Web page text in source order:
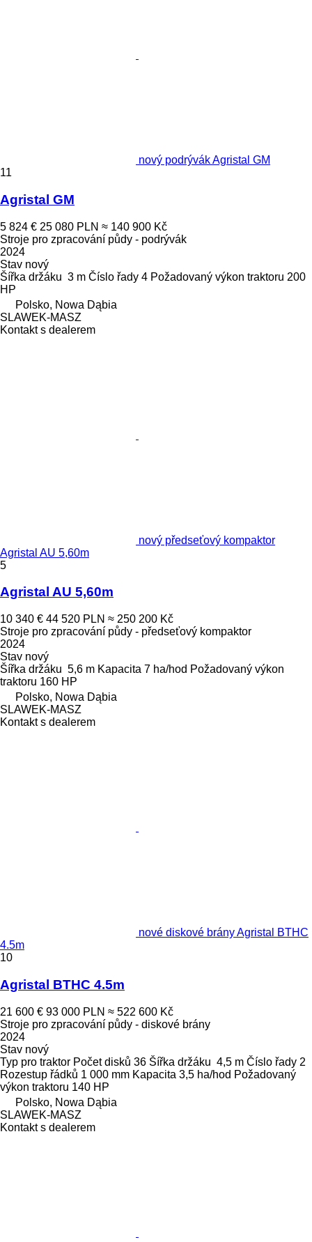
nový podrývák Agristal GM
11
Agristal GM
5 824 € 25 080 PLN ≈ 140 900 Kč
Stroje pro zpracování půdy - podrývák
2024
Stav nový
Šířka držáku 3 m Číslo řady 4 Požadovaný výkon traktoru 200
HP
Polsko, Nowa Dąbia
SLAWEK-MASZ
Kontakt s dealerem
nový předseťový kompaktor
Agristal AU 5,60m
5
Agristal AU 5,60m
10 340 € 44 520 PLN ≈ 250 200 Kč
Stroje pro zpracování půdy - předseťový kompaktor
2024
Stav nový
Šířka držáku 5,6 m Kapacita 7 ha/hod Požadovaný výkon
traktoru 160 HP
Polsko, Nowa Dąbia
SLAWEK-MASZ
Kontakt s dealerem
nové diskové brány Agristal BTHC
4.5m
10
Agristal BTHC 4.5m
21 600 € 93 000 PLN ≈ 522 600 Kč
Stroje pro zpracování půdy - diskové brány
2024
Stav nový
Typ pro traktor Počet disků 36 Šířka držáku 4,5 m Číslo řady 2
Rozestup řádků 1 000 mm Kapacita 3,5 ha/hod Požadovaný
výkon traktoru 140 HP
Polsko, Nowa Dąbia
SLAWEK-MASZ
Kontakt s dealerem